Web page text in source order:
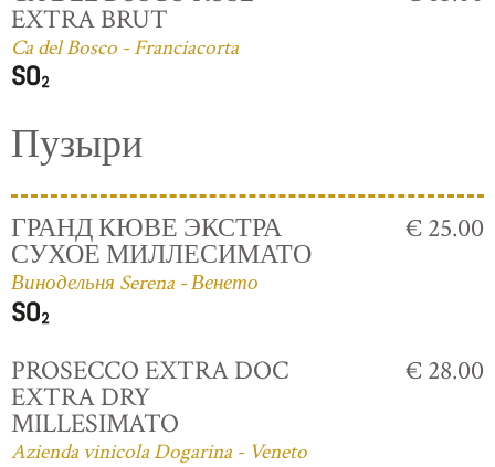
EXTRA BRUT
Ca del Bosco - Franciacorta
Пузыри
ГРАНД КЮВЕ ЭКСТРА
СУХОЕ МИЛЛЕСИМАТО
Винодельня Serena - Венето
€ 25.00
PROSECCO EXTRA DOC
EXTRA DRY
MILLESIMATO
Azienda vinicola Dogarina - Veneto
€ 28.00